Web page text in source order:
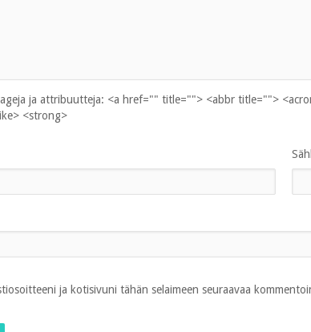
ja attribuutteja: <a href="" title=""> <abbr title="">
<strong>
ja kotisivuni tähän selaimeen seuraavaa